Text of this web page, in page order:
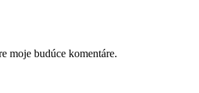
moje budúce komentáre.